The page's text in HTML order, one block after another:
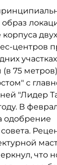
двух
центров
75
с
"Лидер
В
одобрение
что